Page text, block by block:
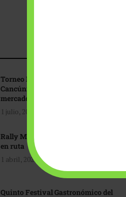
Torneo Internacional de Pesca
Cancún: Navegando hacia nuevos
mercados
1 julio, 2026
Rally Maya: Herencia automotriz
en ruta
1 abril, 2026
Quinto Festival Gastronómico del